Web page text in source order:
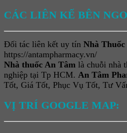
CÁC LIÊN KẾ BÊN
Đối tác liên kết uy tín Nhà
https://antampharmacy.vn/
Nhà thuốc An Tâm là chuỗi nhà
nghiệp tại Tp HCM. An Tâm
Tốt, Giá Tốt, Phục Vụ Tốt, Tư
VỊ TRÍ GOOGLE MAP: